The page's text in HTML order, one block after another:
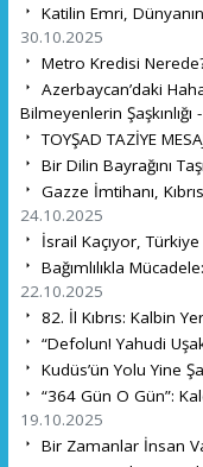
Katilin Emri,
30.10.2025
Metro Kredisi
Azerbaycan’daki
Bilmeyenlerin Şaşkınlığı -
TOYŞAD TAZİYE
Bir Dilin Bayrağını
Gazze İmtihanı,
24.10.2025
İsrail Kaçıyor,
Bağımlılıkla
22.10.2025
82. İl Kıbrıs: Kalbin
“Defolun! Yahudi
Kudüs’ün Yolu Yine
“364 Gün O Gün”:
19.10.2025
Bir Zamanlar İnsan